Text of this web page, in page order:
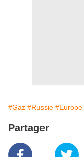
#Gaz #Russie #Europe
Partager